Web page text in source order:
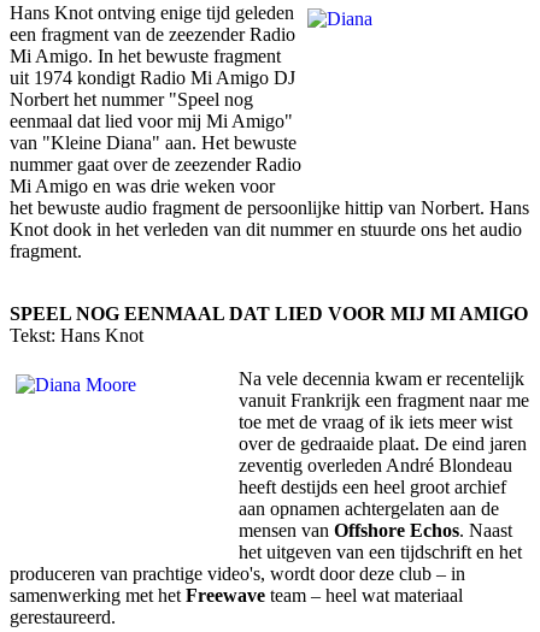
Hans Knot ontving enige tijd geleden
een fragment van de zeezender Radio
Mi Amigo. In het bewuste fragment
uit 1974 kondigt Radio Mi Amigo DJ
Norbert het nummer "Speel nog
eenmaal dat lied voor mij Mi Amigo"
van "Kleine Diana" aan. Het bewuste
nummer gaat over de zeezender Radio
Mi Amigo en was drie weken voor
het bewuste audio fragment de persoonlijke hittip van Norbert. Hans
Knot dook in het verleden van dit nummer en stuurde ons het audio
fragment.
SPEEL NOG EENMAAL DAT LIED VOOR MIJ MI AMIGO
Tekst: Hans Knot
Na vele decennia kwam er recentelijk
vanuit Frankrijk een fragment naar me
toe met de vraag of ik iets meer wist
over de gedraaide plaat. De eind jaren
zeventig overleden André Blondeau
heeft destijds een heel groot archief
aan opnamen achtergelaten aan de
mensen van Offshore Echos. Naast
het uitgeven van een tijdschrift en het
produceren van prachtige video's, wordt door deze club – in
samenwerking met het Freewave team – heel wat materiaal
gerestaureerd.